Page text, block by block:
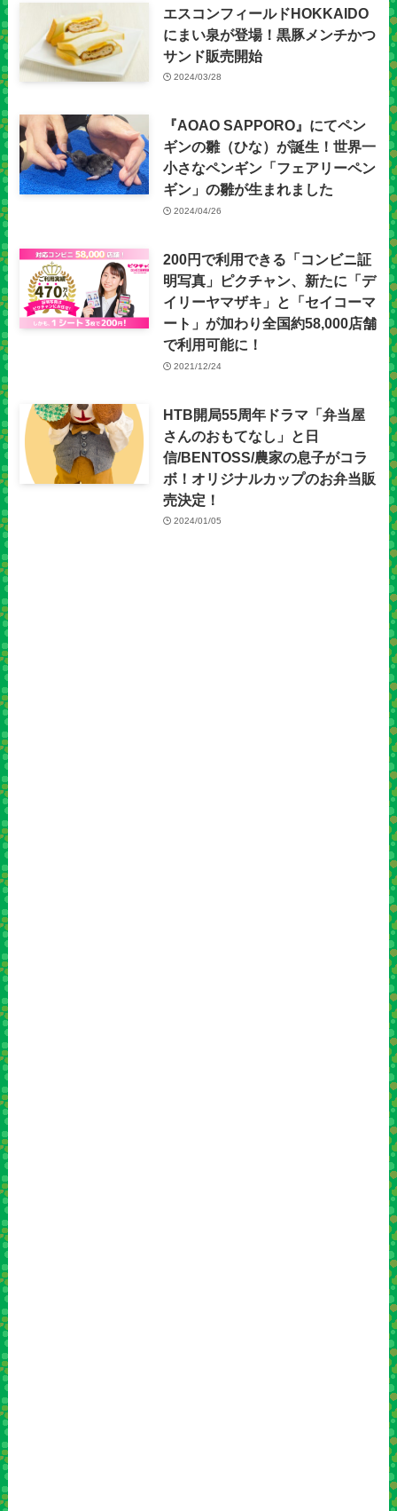
エスコンフィールドHOKKAIDO
にまい泉が登場！黒豚メンチかつ
サンド販売開始
2024/03/28
『AOAO SAPPORO』にてペン
ギンの雛（ひな）が誕生！世界一
小さなペンギン「フェアリーペン
ギン」の雛が生まれました
2024/04/26
200円で利用できる「コンビニ証
明写真」ピクチャン、新たに「デ
イリーヤマザキ」と「セイコーマ
ート」が加わり全国約58,000店舗
で利用可能に！
2021/12/24
HTB開局55周年ドラマ「弁当屋
さんのおもてなし」と日
信/BENTOSS/農家の息子がコラ
ボ！オリジナルカップのお弁当販
売決定！
2024/01/05